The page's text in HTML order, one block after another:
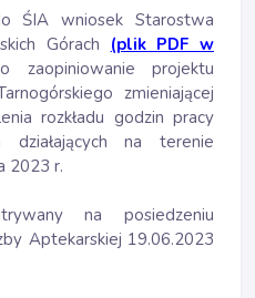
ŚIA wniosek Starostwa
Górach (plik PDF w
projektu
zmieniającej
rozkładu godzin pracy
działających na terenie
2023 r.
na posiedzeniu
Aptekarskiej 19.06.2023